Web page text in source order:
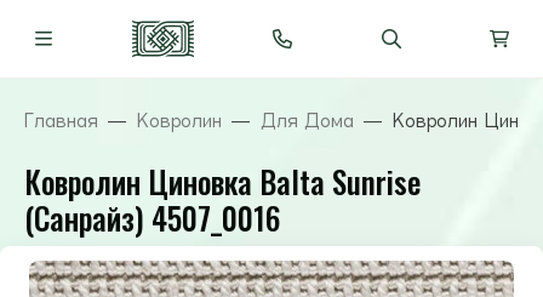
Главная Ковролин Для Дома Ковролин
Ковролин Циновка Balta Sunrise
(Санрайз) 4507_0016